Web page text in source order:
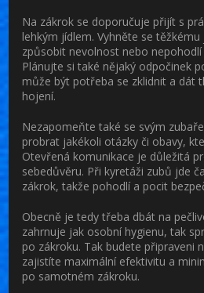
Na zákrok se doporučuje přijít s
lehkým jídlem. Vyhněte se
způsobit nevolnost nebo
Plánujte si také nějaký odpočinek
může být potřeba se zklidnit a dát
hojení.
Nezapomeňte také se svým
probrat jakékoli otázky či obavy,
Otevřená komunikace je důležitá
sebedůvěru. Při kyretáži zubů jde
zákrok, takže pohodlí a pocit
Obecně je tedy třeba dbát na
zahrnuje jak osobní hygienu, tak
po zákroku. Tak budete připraveni
zajistíte maximální efektivitu a
po samotném zákroku.